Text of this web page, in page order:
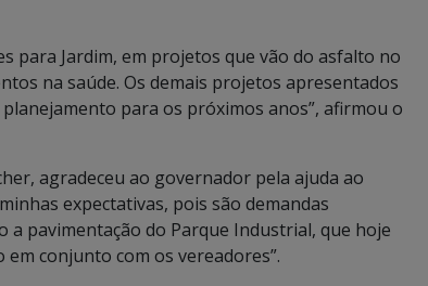
para Jardim, em projetos que vão do asfalto no
na saúde. Os demais projetos apresentados
para os próximos anos”, afirmou o
agradeceu ao governador pela ajuda ao
expectativas, pois são demandas
a pavimentação do Parque Industrial, que hoje
conjunto com os vereadores”.